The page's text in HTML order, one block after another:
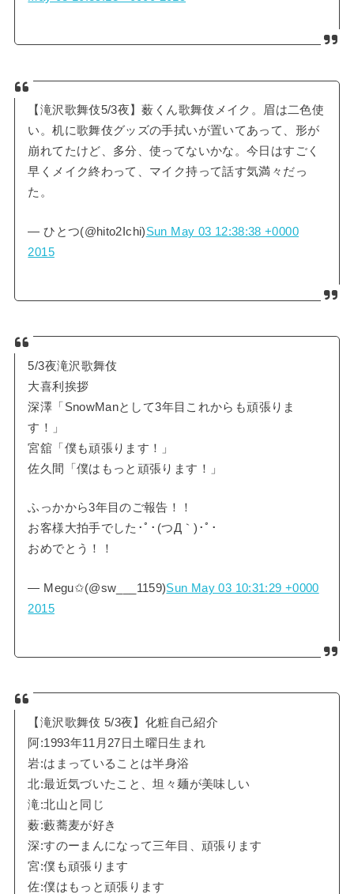
【滝沢歌舞伎5/3夜】薮くん歌舞伎メイク。眉は二色使
い。机に歌舞伎グッズの手拭いが置いてあって、形が
崩れてたけど、多分、使ってないかな。今日はすごく
早くメイク終わって、マイク持って話す気満々だっ
た。
— ひとつ(@hito2Ichi)Sun May 03 12:38:38 +0000
2015
5/3夜滝沢歌舞伎
大喜利挨拶
深澤「SnowManとして3年目これからも頑張りま
す！」
宮舘「僕も頑張ります！」
佐久間「僕はもっと頑張ります！」
ふっかから3年目のご報告！！
お客様大拍手でした･ﾟ･(つД｀)･ﾟ･
おめでとう！！
— Megu✩(@sw___1159)Sun May 03 10:31:29 +0000
2015
【滝沢歌舞伎 5/3夜】化粧自己紹介
阿:1993年11月27日土曜日生まれ
岩:はまっていることは半身浴
北:最近気づいたこと、坦々麺が美味しい
滝:北山と同じ
薮:藪蕎麦が好き
深:すのーまんになって三年目、頑張ります
宮:僕も頑張ります
佐:僕はもっと頑張ります